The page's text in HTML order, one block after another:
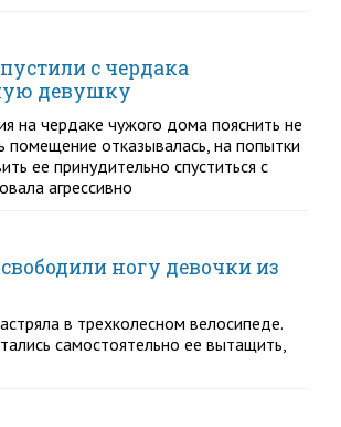
с чердака
девушку
на чердаке чужого дома пояснить не
помещение отказывалась, на попытки
ее принудительно спуститься с
агрессивно
ногу девочки из
в трехколесном велосипеде.
самостоятельно ее вытащить,